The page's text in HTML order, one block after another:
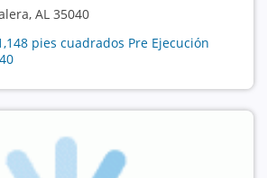
AL 35040
pies cuadrados Pre Ejecución